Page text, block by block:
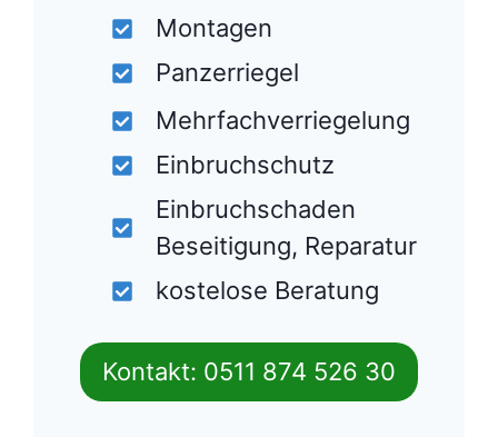
Montagen
Panzerriegel
Mehrfachverriegelung
Einbruchschutz
Einbruchschaden
Beseitigung, Reparatur
kostelose Beratung
Kontakt: 0511 874 526 30